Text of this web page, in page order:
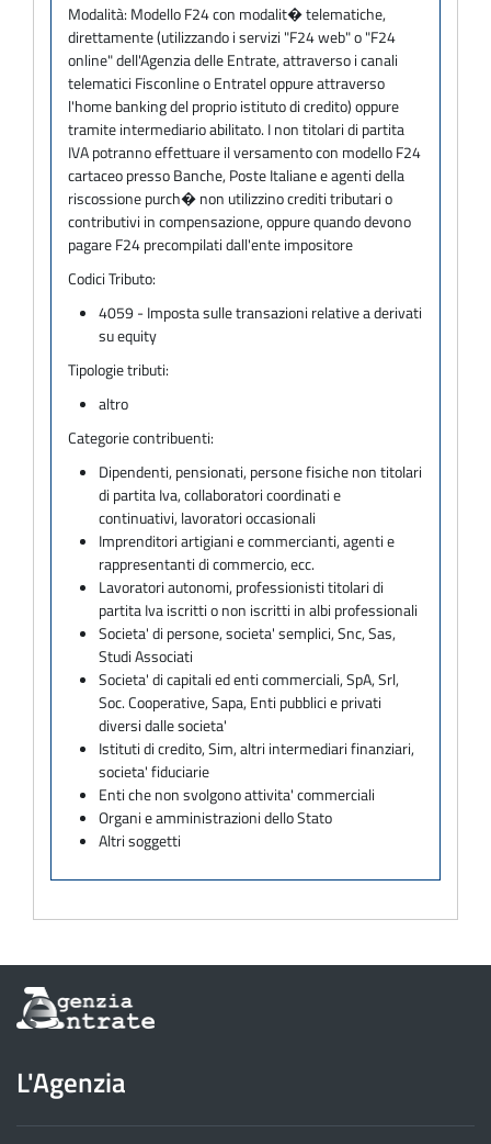
Modalità: Modello F24 con modalit� telematiche,
direttamente (utilizzando i servizi "F24 web" o "F24
online" dell'Agenzia delle Entrate, attraverso i canali
telematici Fisconline o Entratel oppure attraverso
l'home banking del proprio istituto di credito) oppure
tramite intermediario abilitato. I non titolari di partita
IVA potranno effettuare il versamento con modello F24
cartaceo presso Banche, Poste Italiane e agenti della
riscossione purch� non utilizzino crediti tributari o
contributivi in compensazione, oppure quando devono
pagare F24 precompilati dall'ente impositore
Codici Tributo:
4059 - Imposta sulle transazioni relative a derivati
su equity
Tipologie tributi:
altro
Categorie contribuenti:
Dipendenti, pensionati, persone fisiche non titolari
di partita Iva, collaboratori coordinati e
continuativi, lavoratori occasionali
Imprenditori artigiani e commercianti, agenti e
rappresentanti di commercio, ecc.
Lavoratori autonomi, professionisti titolari di
partita Iva iscritti o non iscritti in albi professionali
Societa' di persone, societa' semplici, Snc, Sas,
Studi Associati
Societa' di capitali ed enti commerciali, SpA, Srl,
Soc. Cooperative, Sapa, Enti pubblici e privati
diversi dalle societa'
Istituti di credito, Sim, altri intermediari finanziari,
societa' fiduciarie
Enti che non svolgono attivita' commerciali
Organi e amministrazioni dello Stato
Altri soggetti
Informazioni
sul
dell'Agenzia
delle
Entrate
L'Agenzia